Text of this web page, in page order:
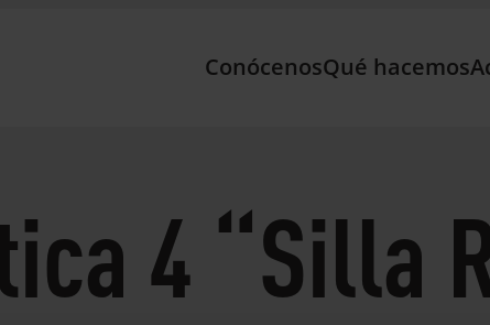
ConócenosQué hacemos
4 “Silla